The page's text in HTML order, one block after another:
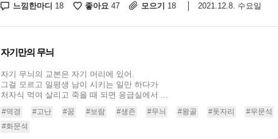
느낌한마디 18 좋아요 47 모으기 18 2021.12.8. 수요일
자기만의 무늬
자기 무늬의 교본은 자기 머리에 있어.
그걸 모르고 일평생 남이 시키는 일만 하다가
처자식 먹여 살리고 죽을 때 되면 응급실에서 ...
#역경 #고난 #꿈 #보람 #생존 #무늬 #왕골 #돗자리
#무문석
#화문석